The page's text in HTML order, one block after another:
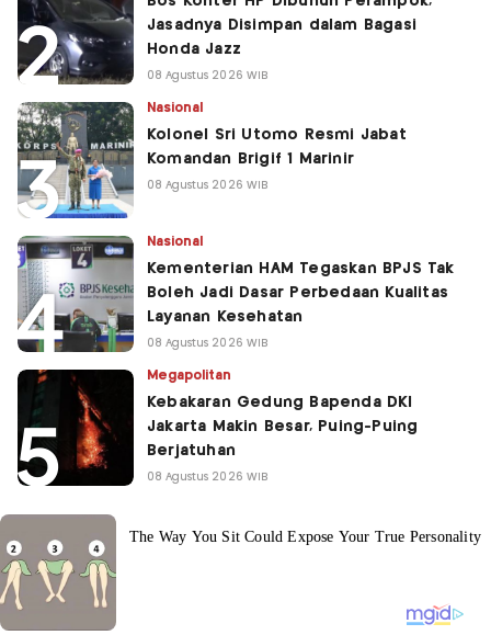
Jasadnya Disimpan dalam Bagasi
Honda Jazz
08 Agustus 2026 WIB
Nasional
Kolonel Sri Utomo Resmi Jabat
Komandan Brigif 1 Marinir
08 Agustus 2026 WIB
Nasional
Kementerian HAM Tegaskan BPJS Tak
Boleh Jadi Dasar Perbedaan Kualitas
Layanan Kesehatan
08 Agustus 2026 WIB
Megapolitan
Kebakaran Gedung Bapenda DKI
Jakarta Makin Besar, Puing-Puing
Berjatuhan
08 Agustus 2026 WIB